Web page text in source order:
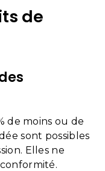
de
de moins ou de
sont possibles
Elles ne